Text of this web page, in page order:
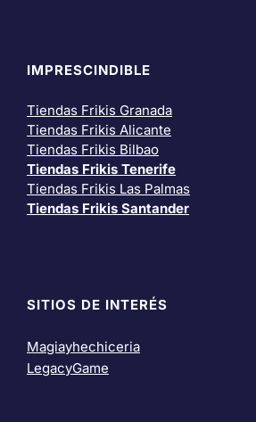
IMPRESCINDIBLE
Tiendas Frikis Granada
Tiendas Frikis Alicante
Tiendas Frikis Bilbao
Tiendas Frikis Tenerife
Tiendas Frikis Las Palmas
Tiendas Frikis Santander
SITIOS DE INTERÉS
Magiayhechiceria
LegacyGame